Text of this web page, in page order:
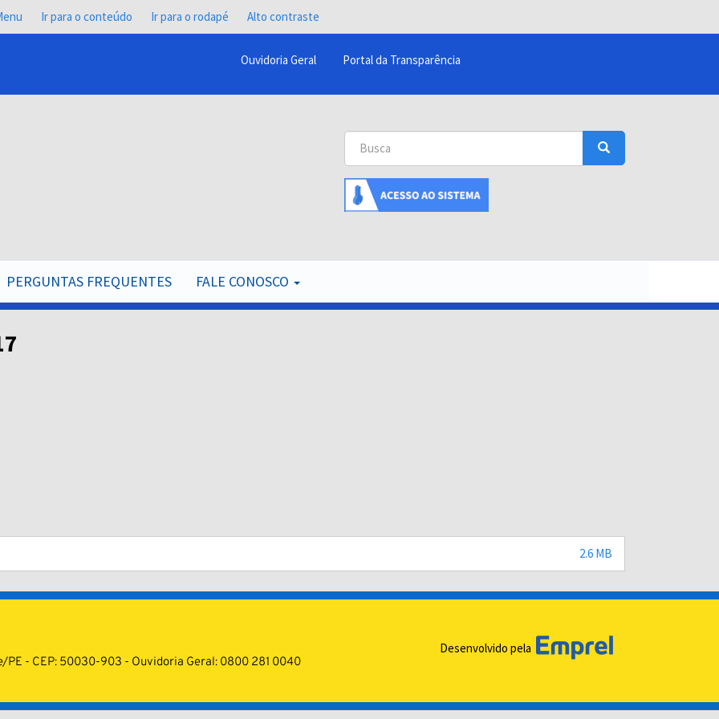
Ir para o conteúdo Ir para o rodapé Alto contraste
Menu
Barra
Ouvidoria Geral Portal da Transparência
Buscar
Busca
Busca
PERGUNTAS FREQUENTES FALE CONOSCO
2.6 MB
PE - CEP: 50030-903 - Ouvidoria Geral: 0800 281 0040
Desenvolvido pela